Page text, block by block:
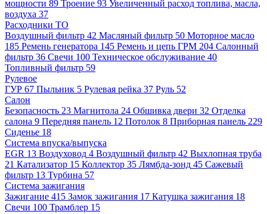
мощности 89 Троение 93 Увеличенный расход топлива, масла,
воздуха 37
Расходники ТО
Воздушный фильтр 42 Масляный фильтр 50 Моторное масло
185 Ремень генератора 145 Ремень и цепь ГРМ 204 Салонный
фильтр 36 Свечи 100 Техническое обслуживание 40
Топливный фильтр 59
Рулевое
ГУР 67 Пыльник 5 Рулевая рейка 37 Руль 52
Салон
Безопасность 23 Магнитола 24 Обшивка двери 32 Отделка
салона 9 Передняя панель 12 Потолок 8 Приборная панель 229
Сиденье 18
Система впуска/выпуска
EGR 13 Воздуховод 4 Воздушный фильтр 42 Выхлопная труба
21 Катализатор 15 Коллектор 35 Лямбда-зонд 45 Сажевый
фильтр 13 Турбина 57
Система зажигания
Зажигание 415 Замок зажигания 17 Катушка зажигания 18
Свечи 100 Трамблер 15